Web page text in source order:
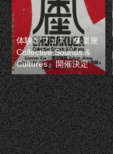
体験型フェス『集楽座
Collective Sounds &
Cultures』開催決定